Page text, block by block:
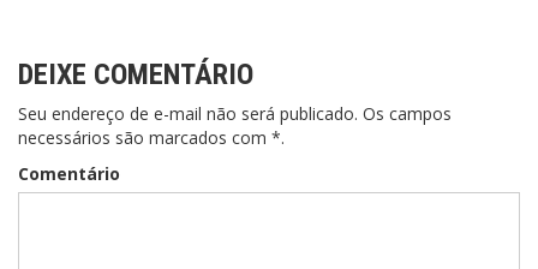
DEIXE COMENTÁRIO
Seu endereço de e-mail não será publicado. Os campos
necessários são marcados com *.
Comentário